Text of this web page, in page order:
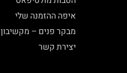
איפה ההזמנה שלי
מבקר פנים – מקשיבון
יצירת קשר